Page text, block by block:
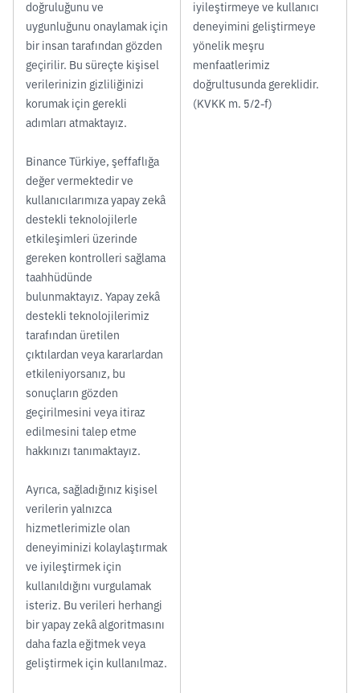
doğruluğunu ve
uygunluğunu onaylamak için
bir insan tarafından gözden
geçirilir. Bu süreçte kişisel
verilerinizin gizliliğinizi
korumak için gerekli
adımları atmaktayız.
Binance Türkiye, şeffaflığa
değer vermektedir ve
kullanıcılarımıza yapay zekâ
destekli teknolojilerle
etkileşimleri üzerinde
gereken kontrolleri sağlama
taahhüdünde
bulunmaktayız. Yapay zekâ
destekli teknolojilerimiz
tarafından üretilen
çıktılardan veya kararlardan
etkileniyorsanız, bu
sonuçların gözden
geçirilmesini veya itiraz
edilmesini talep etme
hakkınızı tanımaktayız.
Ayrıca, sağladığınız kişisel
verilerin yalnızca
hizmetlerimizle olan
deneyiminizi kolaylaştırmak
ve iyileştirmek için
kullanıldığını vurgulamak
isteriz. Bu verileri herhangi
bir yapay zekâ algoritmasını
daha fazla eğitmek veya
geliştirmek için kullanılmaz.
iyileştirmeye ve kullanıcı
deneyimini geliştirmeye
yönelik meşru
menfaatlerimiz
doğrultusunda gereklidir.
(KVKK m. 5/2-f)